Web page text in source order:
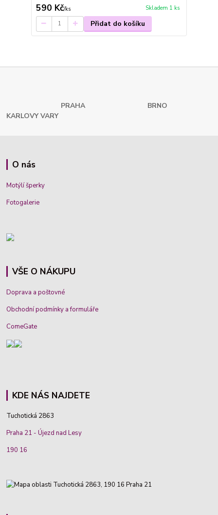
590 Kč/ks Skladem 1 ks
Přidat do košíku
PRAHA
BRNO
KARLOVY VARY
O nás
Motýlí šperky
Fotogalerie
VŠE O NÁKUPU
Doprava a poštovné
Obchodní podmínky a formuláře
ComeGate
KDE NÁS NAJDETE
Tuchotická 2863
Praha 21 - Újezd nad Lesy
190 16